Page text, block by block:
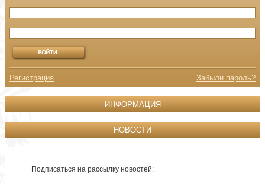
Регистрация Забыли пароль?
ИНФОРМАЦИЯ
НОВОСТИ
Подписаться на рассылку новостей: